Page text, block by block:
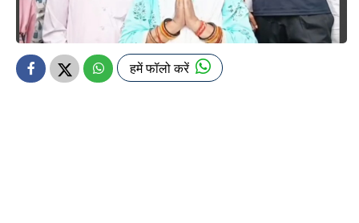
हमें फॉलो करें